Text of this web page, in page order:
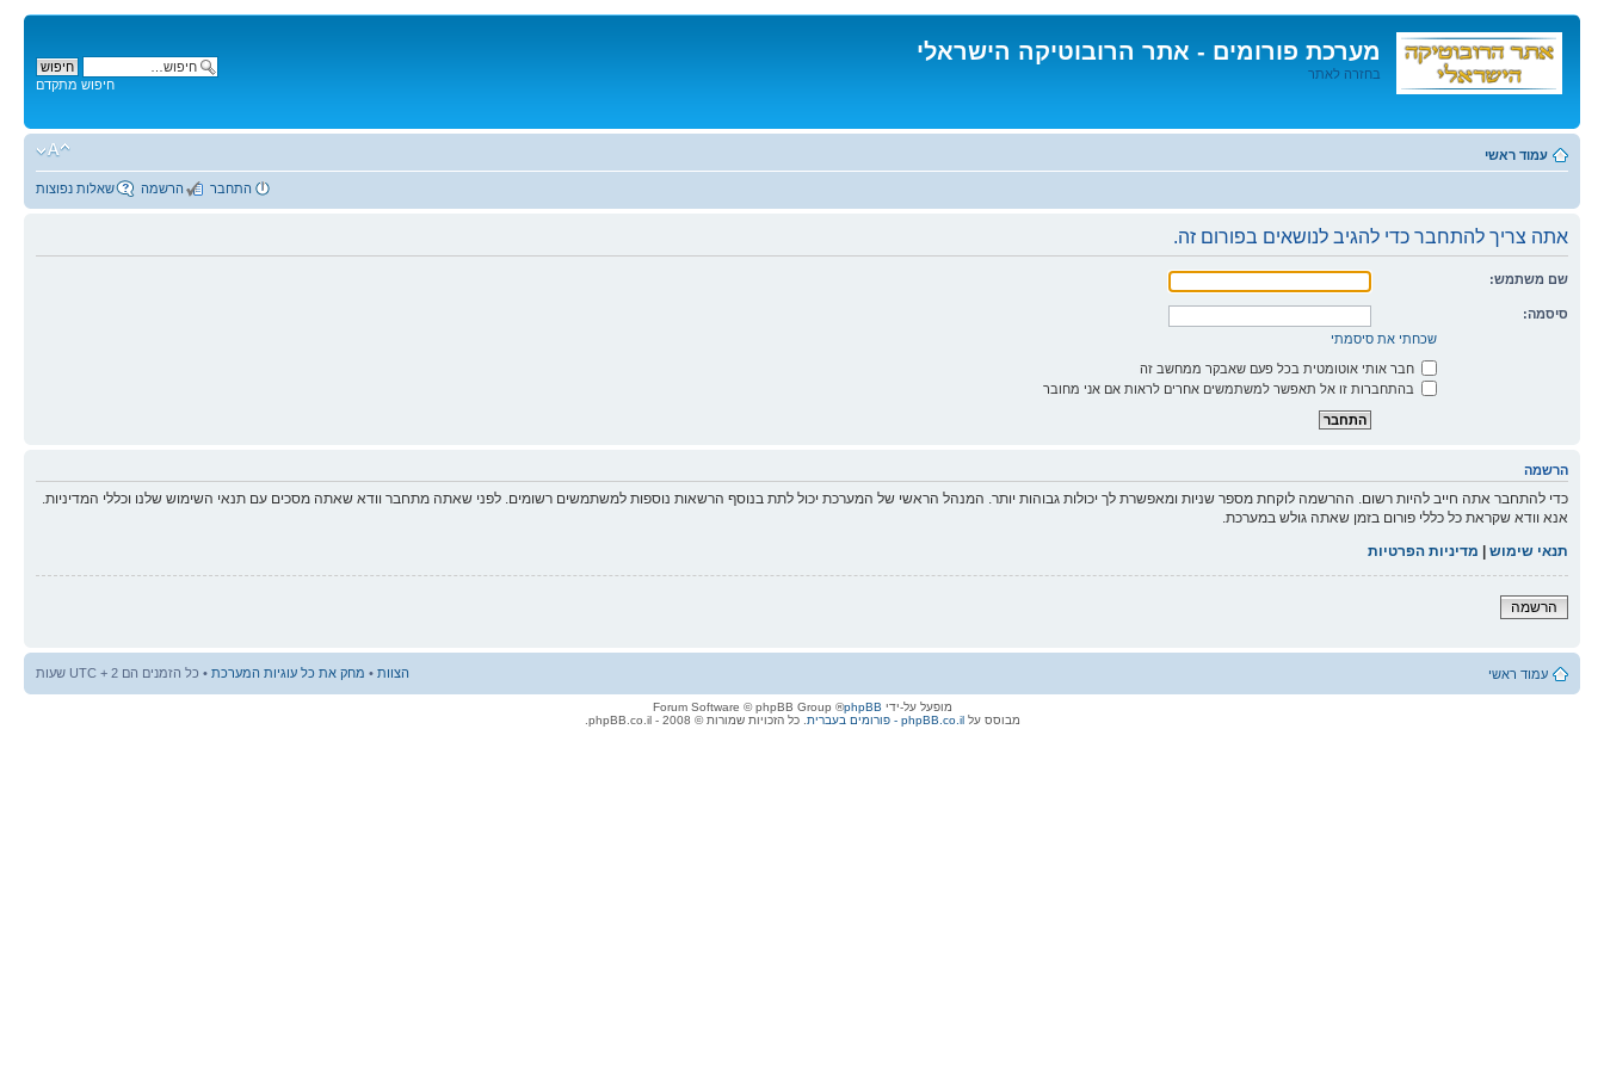
מערכת פורומים - אתר הרובוטיקה הישראלי
בחזרה לאתר
לתוכן
חיפוש מתקדם
עמוד ראשי
שאלות נפוצות הרשמה התחבר
אתה צריך להתחבר כדי להגיב לנושאים בפורום זה.
שם משתמש:
סיסמה:
שכחתי את סיסמתי
חבר אותי אוטומטית בכל פעם שאבקר ממחשב זה
בהתחברות זו אל תאפשר למשתמשים אחרים לראות אם אני מחובר
הרשמה
כדי להתחבר אתה חייב להיות רשום. ההרשמה לוקחת מספר שניות ומאפשרת לך יכולות גבוהות יותר. המנהל הראשי של המערכת יכול לתת בנוסף הרשאות נוספות למשתמשים רשומים. לפני שאתה מתחבר וודא שאתה מסכים עם תנאי השימוש שלנו וכללי המדיניות.
אנא וודא שקראת כל כללי פורום בזמן שאתה גולש במערכת.
תנאי שימוש | מדיניות הפרטיות
הרשמה
עמוד ראשי הצוות • מחק את כל עוגיות המערכת • כל הזמנים הם UTC + 2 שעות
מופעל על-ידי phpBB
® Forum Software © phpBB Group
מבוסס עלphpBB.co.il - פורומים בעברית . כל הזכויות שמורות © 2008 - phpBB.co.il.